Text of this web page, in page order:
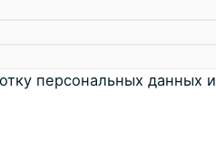
персональных данных и